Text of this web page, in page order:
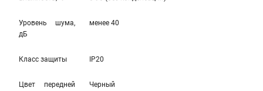
Уровень шума,
дБ
менее 40
Класс защиты IP20
Цвет передней
Черный